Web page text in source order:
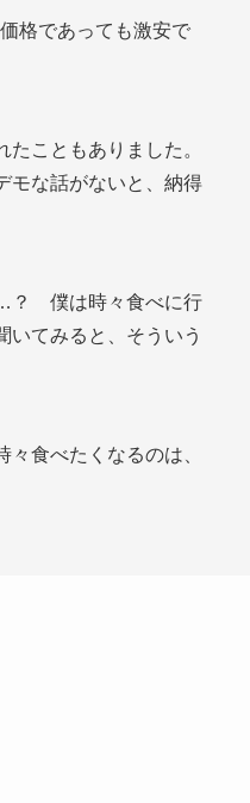
格であっても激安で
こともありました。
モな話がないと、納得
？ 僕は時々食べに行
てみると、そういう
食べたくなるのは、